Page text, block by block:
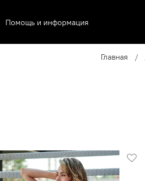
Помощь и информация
Главная